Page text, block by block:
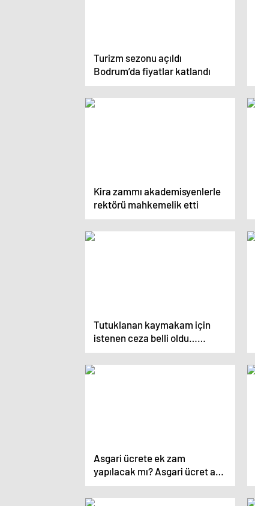
Turizm sezonu açıldı
Bodrum’da fiyatlar katlandı
Kira zammı akademisyenlerle
rektörü mahkemelik etti
Tutuklanan kaymakam için
istenen ceza belli oldu…
İddianamedeki detaylar pes
dedirtti
Asgari ücrete ek zam
yapılacak mı? Asgari ücret ara
zammı için kapıyı kapattı